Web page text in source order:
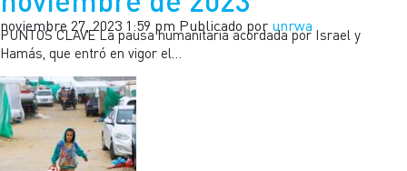
noviembre 27, 2023 1:59 pm Publicado por unrwa
PUNTOS CLAVE La pausa humanitaria acordada por Israel y
Hamás, que entró en vigor el…